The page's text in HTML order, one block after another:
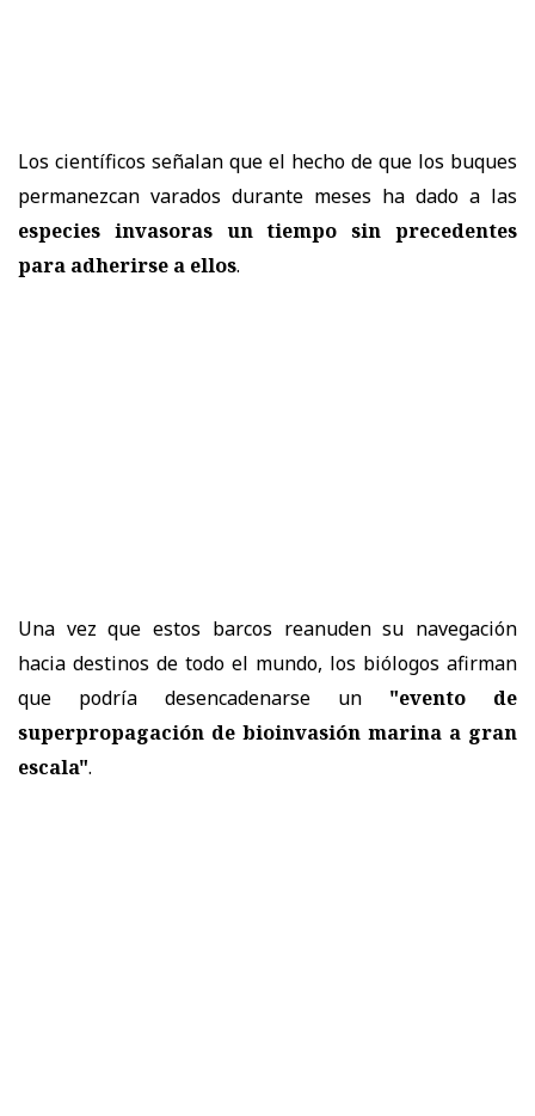
Los científicos señalan que el hecho de que los buques
permanezcan varados durante meses ha dado a las
especies invasoras un tiempo sin precedentes
para adherirse a ellos.
Una vez que estos barcos reanuden su navegación
hacia destinos de todo el mundo, los biólogos afirman
que podría desencadenarse un "evento de
superpropagación de bioinvasión marina a gran
escala".